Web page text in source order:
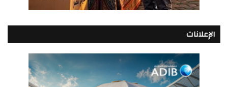
الإعلانات